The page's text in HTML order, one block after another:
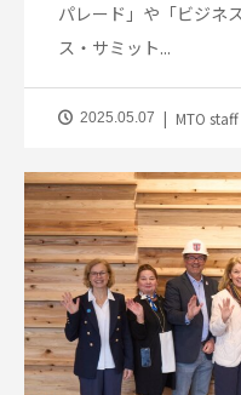
パレード」や「ビジネ
ス・サミット...
2025.05.07 MTO staff